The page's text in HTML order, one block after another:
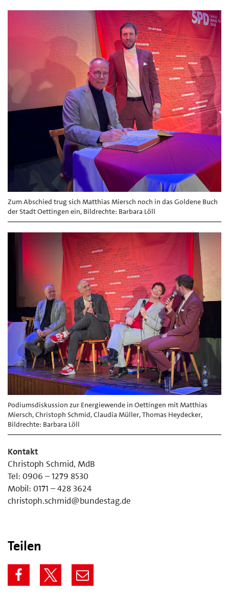
Zum Abschied trug sich Matthias Miersch noch in das Goldene Buch
der Stadt Oettingen ein, Bildrechte: Barbara Löll
Podiumsdiskussion zur Energiewende in Oettingen mit Matthias
Miersch, Christoph Schmid, Claudia Müller, Thomas Heydecker,
Bildrechte: Barbara Löll
Kontakt
Christoph Schmid, MdB
Tel: 0906 – 1279 8530
Mobil: 0171 – 428 3624
christoph.schmid@bundestag.de
Teilen